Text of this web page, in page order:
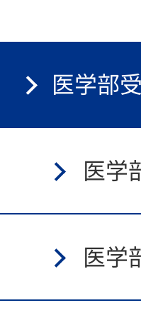
医学部
医学
医学